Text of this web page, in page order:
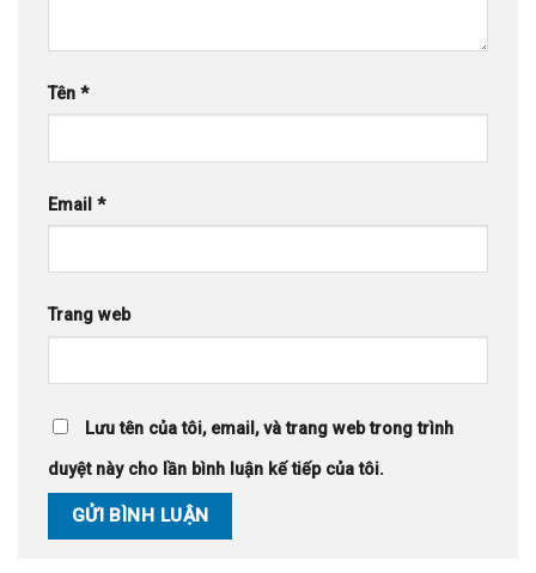
Tên *
Email *
Trang web
Lưu tên của tôi, email, và trang web trong trình
duyệt này cho lần bình luận kế tiếp của tôi.